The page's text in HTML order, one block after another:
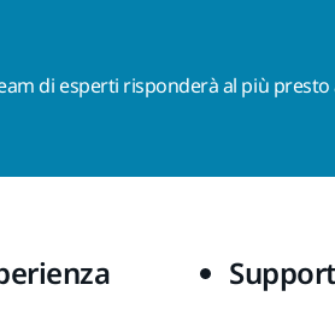
di esperti risponderà al più